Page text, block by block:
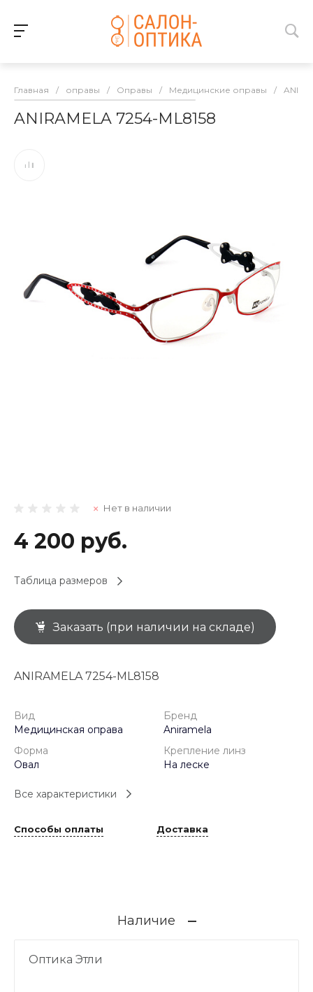
Главная / оправы / Оправы / Медицинские оправы /
ANIRAMELA 7254-ML8158
Нет в наличии
4 200 руб.
Таблица размеров
Заказать (при наличии на складе)
ANIRAMELA 7254-ML8158
Вид
Медицинская оправа
Бренд
Aniramela
Форма
Овал
Крепление линз
На леске
Все характеристики
Способы оплаты Доставка
Наличие
Оптика Этли